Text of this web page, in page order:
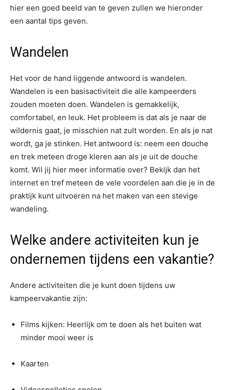
hier een goed beeld van te geven zullen we hieronder
een aantal tips geven.
Wandelen
Het voor de hand liggende antwoord is wandelen.
Wandelen is een basisactiviteit die alle kampeerders
zouden moeten doen. Wandelen is gemakkelijk,
comfortabel, en leuk. Het probleem is dat als je naar de
wildernis gaat, je misschien nat zult worden. En als je nat
wordt, ga je stinken. Het antwoord is: neem een douche
en trek meteen droge kleren aan als je uit de douche
komt. Wil jij hier meer informatie over? Bekijk dan het
internet en tref meteen de vele voordelen aan die je in de
praktijk kunt uitvoeren na het maken van een stevige
wandeling.
Welke andere activiteiten kun je
ondernemen tijdens een vakantie?
Andere activiteiten die je kunt doen tijdens uw
kampeervakantie zijn:
Films kijken: Heerlijk om te doen als het buiten wat
minder mooi weer is
Kaarten